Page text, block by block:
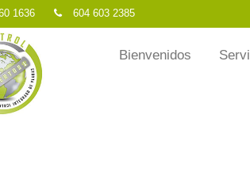
1636 604 603 2385
Bienvenidos